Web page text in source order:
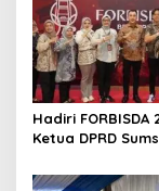
i
g
a
t
i
o
Hadiri FORBISDA
Ketua DPRD
Kekuatan